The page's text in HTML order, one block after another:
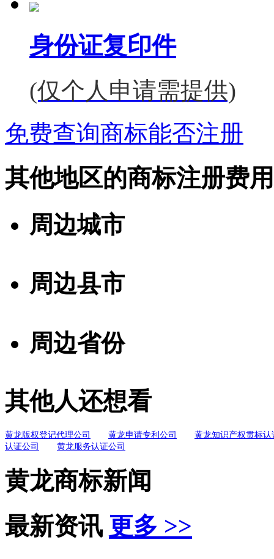
身份证复印件
(仅个人申请需提供)
免费查询商标能否注册
其他地区的商标注册费用
周边城市
周边县市
周边省份
其他人还想看
黄龙版权登记代理公司 黄龙申请专利公司
黄龙知识产权贯标认
认证公司
黄龙服务认证公司
黄龙商标新闻
最新资讯 更多 >>